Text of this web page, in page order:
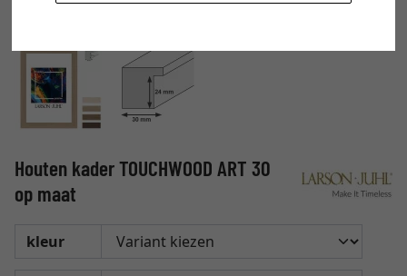
Houten kader TOUCHWOOD ART 30
op maat
kleur